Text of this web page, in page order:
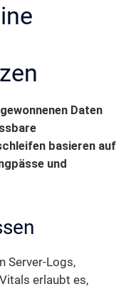
Daten
basieren auf
und
Server-Logs,
erlaubt es,